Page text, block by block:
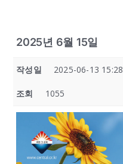
2025년 6월 15일
작성일 2025-06-13 15:28
조회 1055